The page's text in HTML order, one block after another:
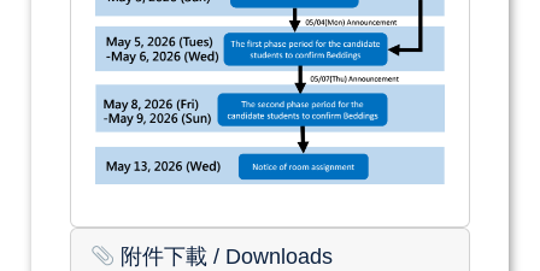
附件下載 / Downloads